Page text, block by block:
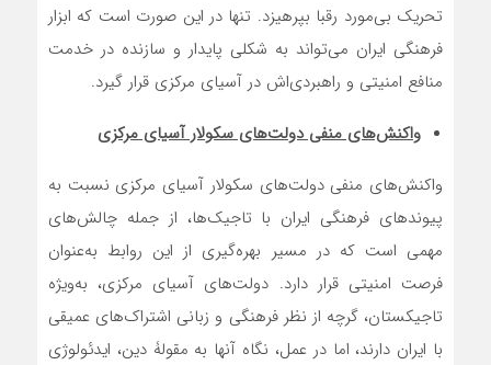
تحریک بی‌مورد رقبا بپرهیزد. تنها در این صورت است که ابزار
فرهنگی ایران می‌تواند به شکلی پایدار و سازنده در خدمت
منافع امنیتی و راهبردی‌اش در آسیای مرکزی قرار گیرد.
واکنش‌های منفی دولت‌های سکولار آسیای مرکزی
واکنش‌های منفی دولت‌های سکولار آسیای مرکزی نسبت به
پیوندهای فرهنگی ایران با تاجیک‌ها، از جمله چالش‌های
مهمی است که در مسیر بهره‌گیری از این روابط به‌عنوان
فرصت امنیتی قرار دارد. دولت‌های آسیای مرکزی، به‌ویژه
تاجیکستان، گرچه از نظر فرهنگی و زبانی اشتراک‌های عمیقی
با ایران دارند، اما در عمل، نگاه آنها به مقولۀ دین، ایدئولوژی